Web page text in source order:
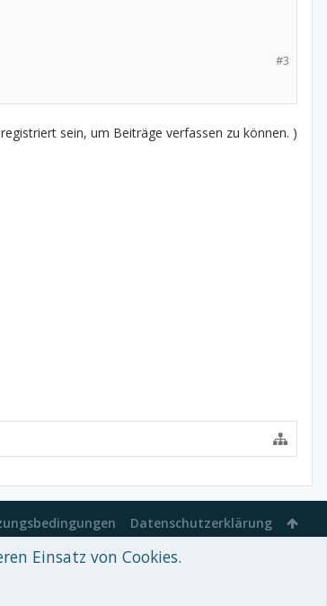
#3
sein, um Beiträge verfassen zu können. )
Datenschutzerklärung
Einsatz von Cookies.